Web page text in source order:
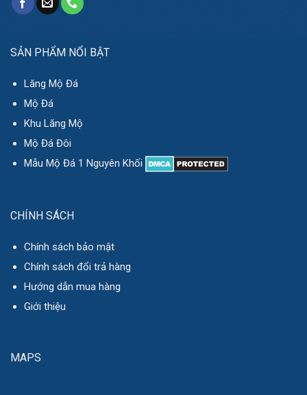
SẢN PHẨM NỔI BẬT
Lăng Mộ Đá
Mộ Đá
Khu Lăng Mộ
Mộ Đá Đôi
Mẫu Mộ Đá 1 Nguyên Khối
CHÍNH SÁCH
Chính sách bảo mật
Chính sách đổi trả hàng
Hướng dẫn mua hàng
Giới thiệu
MAPS